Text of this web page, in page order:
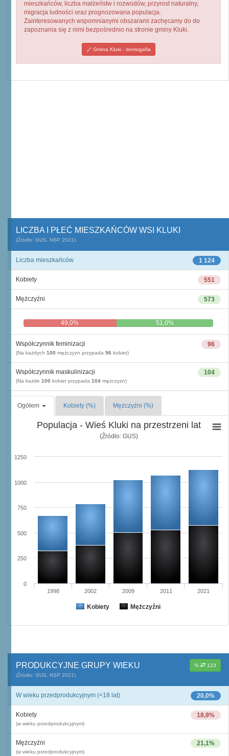
mieszkańców, liczba małżeństw i rozwodów, przyrost naturalny,
migracja ludności oraz prognozowana populacja.
Zainteresowanych wspomnianymi obszarami zachęcamy do do
zapoznania się z nimi bezpośrednio na stronie gminy Kluki.
Gmina Kluki - demogafia
LICZBA I PŁEĆ MIESZKAŃCÓW WSI KLUKI
(Źródło: GUS, NSP 2021)
1 124
Liczba mieszkańców
551
Kobiety
573
Mężczyźni
49,0% 51,0%
96
Współczynnik feminizacji
(Na każdych 100 mężczyzn przypada 96 kobiet)
104
Współczynnik maskulinizacji
(Na każde 100 kobiet przypada 104 mężczyzn)
Ogółem Kobiety (%) Mężczyźni (%)
Populacja - Wieś Kluki na przestrzeni lat
(Źródło: GUS)
Kobiety Mężczyźni
1998 2002 2009 2011 2021
0
250
500
750
1000
1250
% 123
PRODUKCYJNE GRUPY WIEKU
(Źródło: GUS, NSP 2021)
20,0%
W wieku przedprodukcyjnym (<18 lat)
18,9%
Kobiety
(w wieku przedprodukcyjnym)
21,1%
Mężczyźni
(w wieku przedprodukcyjnym)